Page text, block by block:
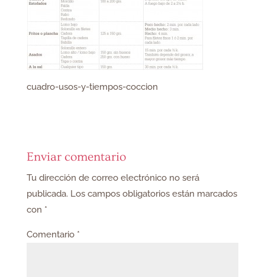
cuadro-usos-y-tiempos-coccion
Enviar comentario
Tu dirección de correo electrónico no será
publicada. Los campos obligatorios están marcados
con *
Comentario *